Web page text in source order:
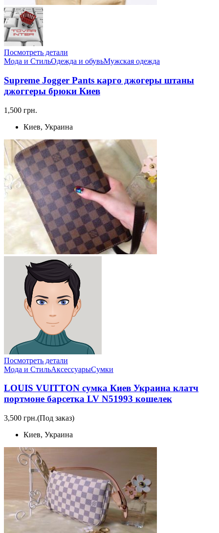
Посмотреть детали
Мода и СтильОдежда и обувьМужская одежда
Supreme Jogger Pants карго джогеры штаны
джоггеры брюки Киев
1,500 грн.
Киев, Украина
Посмотреть детали
Мода и СтильАксессуарыСумки
LOUIS VUITTON сумка Киев Украина клатч
портмоне барсетка LV N51993 кошелек
3,500 грн.(Под заказ)
Киев, Украина